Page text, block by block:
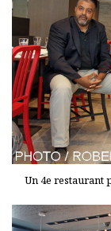
Un 4e restaurant